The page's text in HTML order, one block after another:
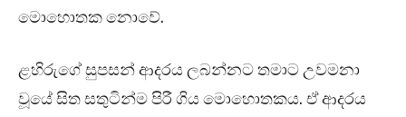
මොහොතක නොවේ.
ළහිරුගේ සුපසන් ආදරය ලබන්නට තමාට උවමනා
වූයේ සිත සතුටින්ම පිරී ගිය මොහොතකය. ඒ ආදරය